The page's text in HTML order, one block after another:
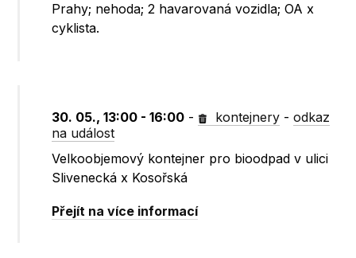
Prahy; nehoda; 2 havarovaná vozidla; OA x
cyklista.
30. 05., 13:00 - 16:00 - kontejnery -odkaz
na událost
Velkoobjemový kontejner pro bioodpad v ulici
Slivenecká x Kosořská
Přejít na více informací